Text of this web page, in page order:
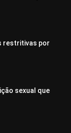
restritivas por
sexual que